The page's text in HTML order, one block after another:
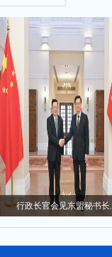
行政长官会见东盟秘书长